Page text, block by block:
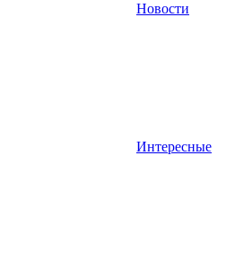
Новости
Интересные